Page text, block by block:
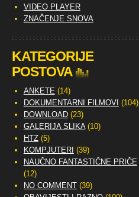
VIDEO PLAYER
ZNAČENJE SNOVA
KATEGORIJE
POSTOVA
ANKETE (14)
DOKUMENTARNI FILMOVI (104)
DOWNLOAD(23)
GALERIJA SLIKA(10)
HTZ(5)
KOMPJUTERI (39)
NAUČNO FANTASTIČNE PRIČE
(12)
NO COMMENT(39)